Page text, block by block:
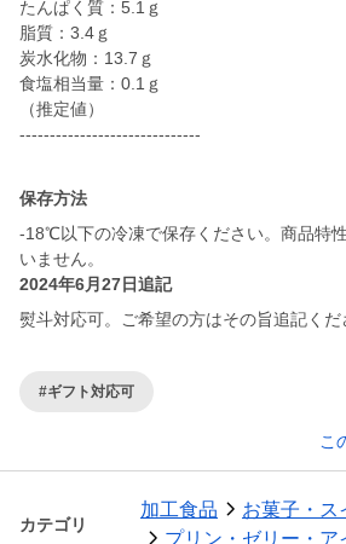
たんぱく質：5.1ｇ
脂質：3.4ｇ
炭水化物：13.7ｇ
食塩相当量：0.1ｇ
（推定値）
------------------------------
保存方法
-18℃以下の冷凍で保存ください。商品特
いません。
2024年6月27日追記
熨斗対応可。ご希望の方はその旨追記くだ
#ギフト対応可
こ
カテゴリ
加工食品
お菓子・ス
プリン・ゼリー・ア